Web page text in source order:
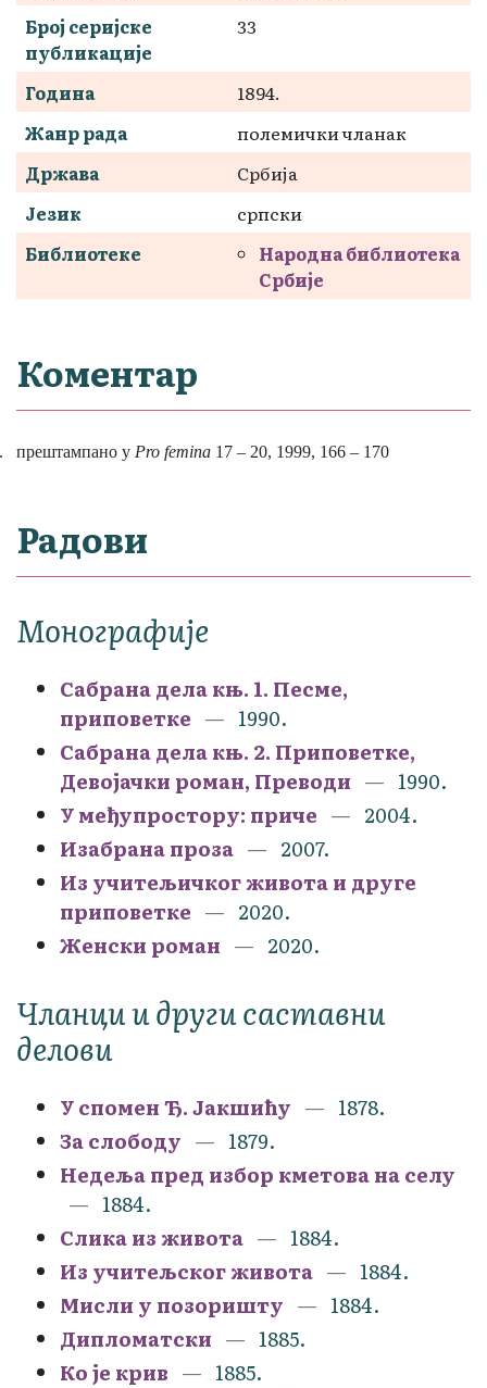
Број серијске
публикације
33
Година
1894.
Жанр рада
полемички чланак
Држава
Србија
Језик
српски
Библиотеке
Народна библиотека
Србије
Коментар
прештампано у Pro femina 17 – 20, 1999, 166 – 170
Радови
Монографије
Сабрана дела књ. 1. Песме,
приповетке
1990.
Сабрана дела књ. 2. Приповетке,
Девојачки роман, Преводи
1990.
У међупростору: приче
2004.
Изабрана проза
2007.
Из учитељичког живота и друге
приповетке
2020.
Женски роман
2020.
Чланци и други саставни
делови
У спомен Ђ. Јакшићу
1878.
За слободу
1879.
Недеља пред избор кметова на селу
1884.
Слика из живота
1884.
Из учитељског живота
1884.
Мисли у позоришту
1884.
Дипломатски
1885.
Ко је крив
1885.